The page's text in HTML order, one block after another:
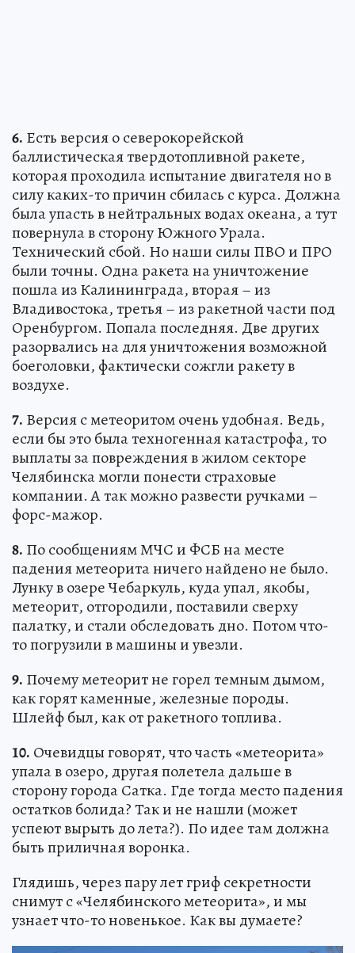
6. Есть версия о северокорейской
баллистическая твердотопливной ракете,
которая проходила испытание двигателя но в
силу каких-то причин сбилась с курса. Должна
была упасть в нейтральных водах океана, а тут
повернула в сторону Южного Урала.
Технический сбой. Но наши силы ПВО и ПРО
были точны. Одна ракета на уничтожение
пошла из Калининграда, вторая – из
Владивостока, третья – из ракетной части под
Оренбургом. Попала последняя. Две других
разорвались на для уничтожения возможной
боеголовки, фактически сожгли ракету в
воздухе.
7. Версия с метеоритом очень удобная. Ведь,
если бы это была техногенная катастрофа, то
выплаты за повреждения в жилом секторе
Челябинска могли понести страховые
компании. А так можно развести ручками –
форс-мажор.
8. По сообщениям МЧС и ФСБ на месте
падения метеорита ничего найдено не было.
Лунку в озере Чебаркуль, куда упал, якобы,
метеорит, отгородили, поставили сверху
палатку, и стали обследовать дно. Потом что-
то погрузили в машины и увезли.
9. Почему метеорит не горел темным дымом,
как горят каменные, железные породы.
Шлейф был, как от ракетного топлива.
10. Очевидцы говорят, что часть «метеорита»
упала в озеро, другая полетела дальше в
сторону города Сатка. Где тогда место падения
остатков болида? Так и не нашли (может
успеют вырыть до лета?). По идее там должна
быть приличная воронка.
Глядишь, через пару лет гриф секретности
снимут с «Челябинского метеорита», и мы
узнает что-то новенькое. Как вы думаете?